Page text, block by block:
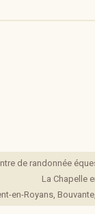
de randonnée
La Chapelle
en-Royans,